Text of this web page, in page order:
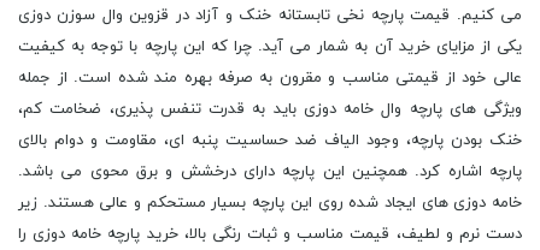
می کنیم. قیمت پارچه نخی تابستانه خنک و آزاد در قزوین وال سوزن دوزی
یکی از مزایای خرید آن به شمار می آید. چرا که این پارچه با توجه به کیفیت
عالی خود از قیمتی مناسب و مقرون به صرفه بهره مند شده است. از جمله
ویژگی های پارچه وال خامه دوزی باید به قدرت تنفس پذیری، ضخامت کم،
خنک بودن پارچه، وجود الیاف ضد حساسیت پنبه ای، مقاومت و دوام بالای
پارچه اشاره کرد. همچنین این پارچه دارای درخشش و برق محوی می باشد.
خامه دوزی های ایجاد شده روی این پارچه بسیار مستحکم و عالی هستند. زیر
دست نرم و لطیف، قیمت مناسب و ثبات رنگی بالا، خرید پارچه خامه دوزی را